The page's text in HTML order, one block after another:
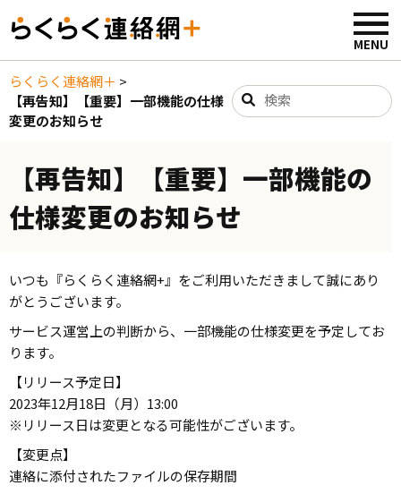
らくらく連絡網＋ >
【再告知】【重要】一部機能の仕様
変更のお知らせ
【再告知】【重要】一部機能の
仕様変更のお知らせ
いつも『らくらく連絡網+』をご利用いただきまして誠にあり
がとうございます。
サービス運営上の判断から、一部機能の仕様変更を予定してお
ります。
【リリース予定日】
2023年12月18日（月）13:00
※リリース日は変更となる可能性がございます。
【変更点】
連絡に添付されたファイルの保存期間